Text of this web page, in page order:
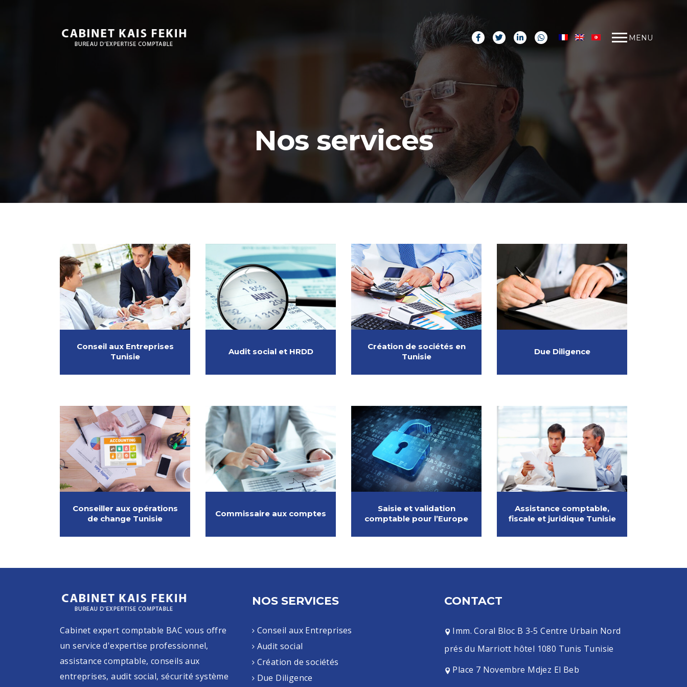
Nos services
Conseil aux Entreprises
Tunisie
Audit social et HRDD
Création de sociétés en
Tunisie
Due Diligence
Conseiller aux opérations
de change Tunisie
Commissaire aux comptes
Saisie et validation
comptable pour l’Europe
Assistance comptable,
fiscale et juridique Tunisie
Cabinet expert comptable BAC vous offre
un service d'expertise professionnel,
assistance comptable, conseils aux
entreprises, audit social, sécurité système
NOS SERVICES
Conseil aux Entreprises
Audit social
Création de sociétés
Due Diligence
CONTACT
Imm. Coral Bloc B 3-5 Centre Urbain Nord
prés du Marriott hôtel 1080 Tunis Tunisie
Place 7 Novembre Mdjez El Beb